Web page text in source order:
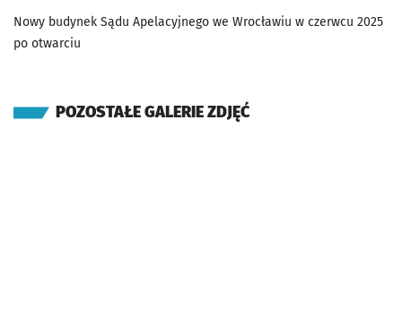
Nowy budynek Sądu Apelacyjnego we Wrocławiu w czerwcu 2025
po otwarciu
POZOSTAŁE GALERIE ZDJĘĆ